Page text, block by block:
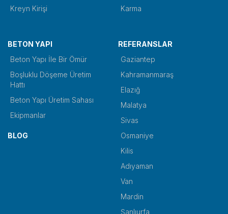
Kreyn Kirişi
Karma
BETON YAPI
Beton Yapı İle Bir Ömür
Boşluklu Döşeme Üretim
Hattı
Beton Yapı Üretim Sahası
Ekipmanlar
BLOG
REFERANSLAR
Gaziantep
Kahramanmaraş
Elazığ
Malatya
Sivas
Osmaniye
Kilis
Adıyaman
Van
Mardin
Şanlıurfa